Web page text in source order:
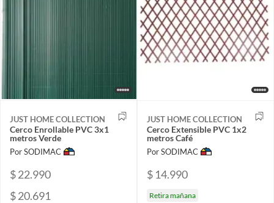
JUST HOME COLLECTION
Cerco Enrollable PVC 3x1
metros Verde
Por SODIMAC
$ 22.990
$ 20.691
JUST HOME COLLECTION
Cerco Extensible PVC 1x2
metros Café
Por SODIMAC
$ 14.990
Retira mañana